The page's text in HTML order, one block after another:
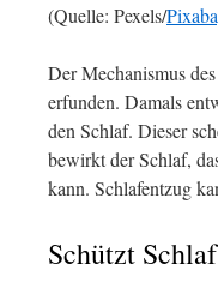
(Quelle: Pexels/
Der Mechanismus
erfunden. Damals
den Schlaf. Dieser
bewirkt der Schlaf,
kann. Schlafentzug
Schützt